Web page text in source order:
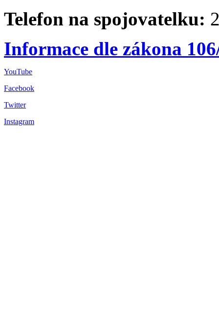
Telefon na spojovatelku:
Informace dle zákona
YouTube
Facebook
Twitter
Instagram